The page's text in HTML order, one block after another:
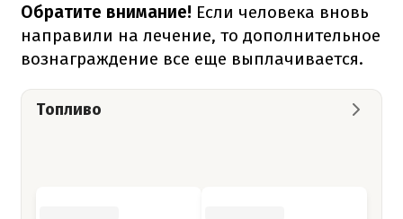
Обратите внимание! Если человека вновь
направили на лечение, то дополнительное
вознаграждение все еще выплачивается.
Топливо